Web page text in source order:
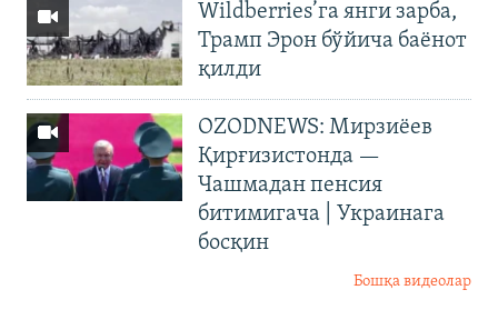
Wildberries’га янги зарба,
Трамп Эрон бўйича баёнот
қилди
OZODNEWS: Мирзиёев
Қирғизистонда —
Чашмадан пенсия
битимигача | Украинага
босқин
Бошқа видеолар